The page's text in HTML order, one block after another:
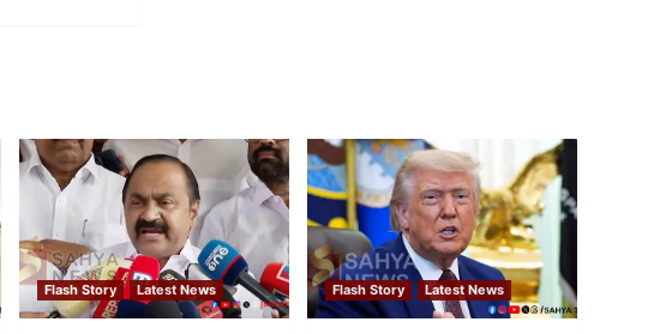
Flash Story Latest News Flash Story Latest News